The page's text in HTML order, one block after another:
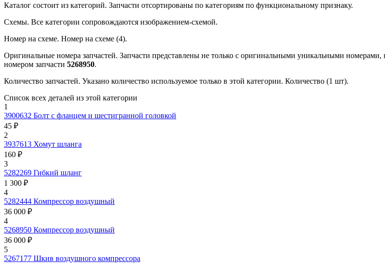
Каталог состоит из категорий. Запчасти отсортированы по категориям по функциональному признаку.
Схемы. Все категории сопровождаются изображением-схемой.
Номер на схеме. Номер на схеме (4).
Оригинальные номера запчастей. Запчасти представлены не только с оригинальными уникальными
номером запчасти 5268950.
Количество запчастей. Указано количество используемое только в этой категории. Количество (1 шт).
Список всех деталей из этой категории
1
3900632 Болт с фланцем и шестигранной головкой
45 ₽
2
3937613 Хомут шланга
160 ₽
3
5282269 Гибкий шланг
1 300 ₽
4
5282444 Компрессор воздушный
36 000 ₽
4
5268950 Компрессор воздушный
36 000 ₽
5
5267177 Шкив воздушного компрессора